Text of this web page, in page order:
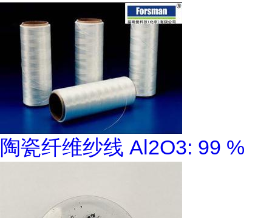
陶瓷纤维纱线 Al2O3: 99 %